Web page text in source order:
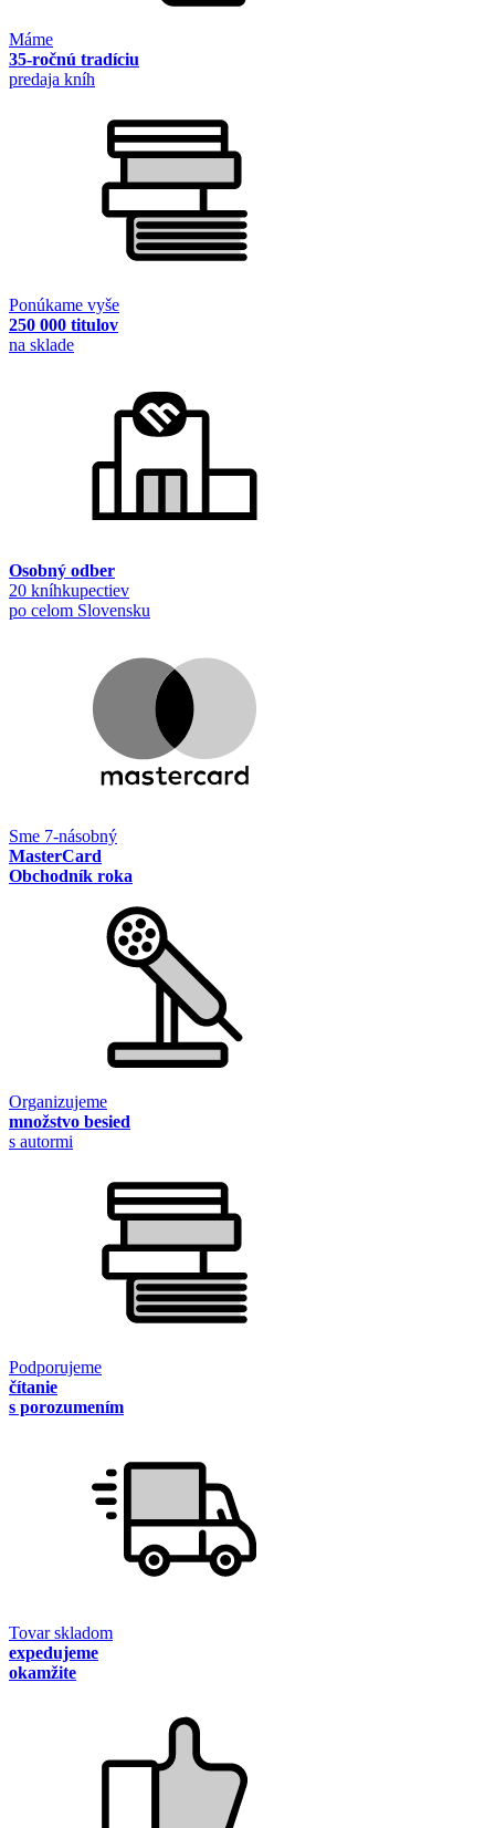
Máme
35-ročnú tradíciu
predaja kníh
Ponúkame vyše
250 000 titulov
na sklade
Osobný odber
20 kníhkupectiev
po celom Slovensku
Sme 7-násobný
MasterCard
Obchodník roka
Organizujeme
množstvo besied
s autormi
Podporujeme
čítanie
s porozumením
Tovar skladom
expedujeme
okamžite